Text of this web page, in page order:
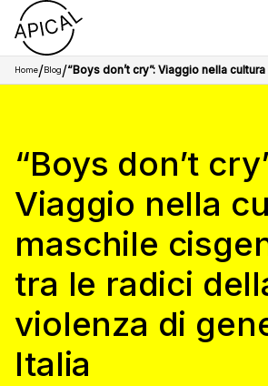
Home/Blog/“Boys don’t cry”: Viaggio nella
“Boys don’t
Viaggio nella
maschile
tra le radici
violenza di
Italia